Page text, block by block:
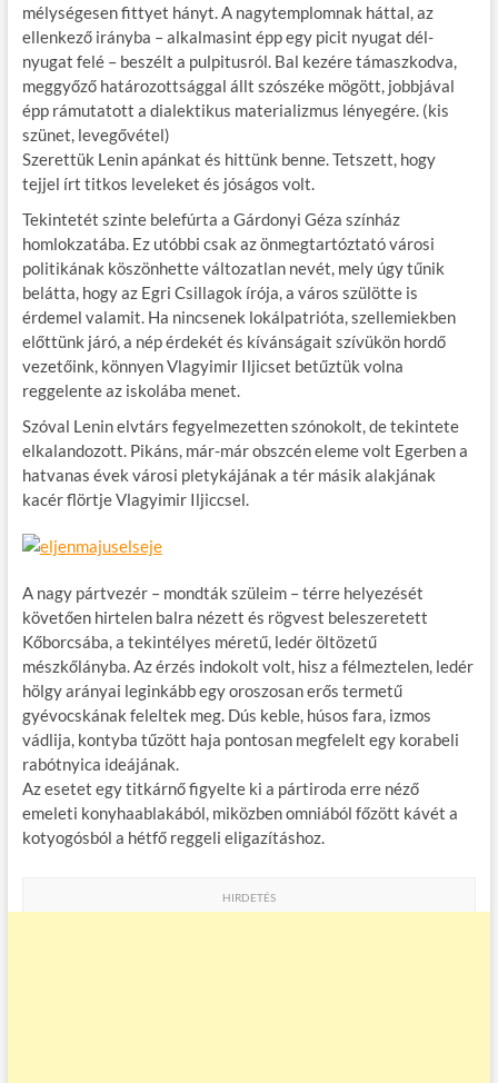
mélységesen fittyet hányt. A nagytemplomnak háttal, az
ellenkező irányba – alkalmasint épp egy picit nyugat dél-
nyugat felé – beszélt a pulpitusról. Bal kezére támaszkodva,
meggyőző határozottsággal állt szószéke mögött, jobbjával
épp rámutatott a dialektikus materializmus lényegére. (kis
szünet, levegővétel)
Szerettük Lenin apánkat és hittünk benne. Tetszett, hogy
tejjel írt titkos leveleket és jóságos volt.
Tekintetét szinte belefúrta a Gárdonyi Géza színház
homlokzatába. Ez utóbbi csak az önmegtartóztató városi
politikának köszönhette változatlan nevét, mely úgy tűnik
belátta, hogy az Egri Csillagok írója, a város szülötte is
érdemel valamit. Ha nincsenek lokálpatrióta, szellemiekben
előttünk járó, a nép érdekét és kívánságait szívükön hordő
vezetőink, könnyen Vlagyimir Iljicset betűztük volna
reggelente az iskolába menet.
Szóval Lenin elvtárs fegyelmezetten szónokolt, de tekintete
elkalandozott. Pikáns, már-már obszcén eleme volt Egerben a
hatvanas évek városi pletykájának a tér másik alakjának
kacér flörtje Vlagyimir Iljiccsel.
A nagy pártvezér – mondták szüleim – térre helyezését
követően hirtelen balra nézett és rögvest beleszeretett
Kőborcsába, a tekintélyes méretű, ledér öltözetű
mészkőlányba. Az érzés indokolt volt, hisz a félmeztelen, ledér
hölgy arányai leginkább egy oroszosan erős termetű
gyévocskának feleltek meg. Dús keble, húsos fara, izmos
vádlija, kontyba tűzött haja pontosan megfelelt egy korabeli
rabótnyica ideájának.
Az esetet egy titkárnő figyelte ki a pártiroda erre néző
emeleti konyhaablakából, miközben omniából főzött kávét a
kotyogósból a hétfő reggeli eligazításhoz.
HIRDETÉS